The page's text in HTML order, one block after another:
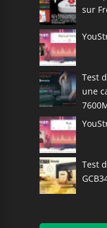
sur
Test
une
Test